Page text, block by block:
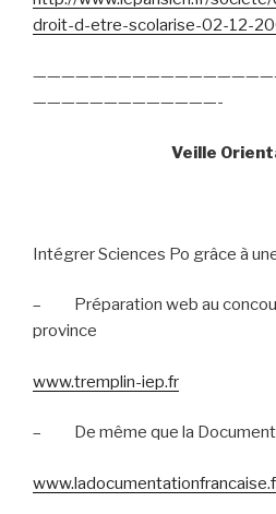
droit-d-etre-scolarise-02-12-
—————————————-
Veille
Intégrer Sciences Po grâce à
–
Préparation web au
province
www.tremplin-iep.fr
– De même que la